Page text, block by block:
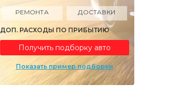
РЕМОНТА ДОСТАВКИ
ДОП. РАСХОДЫ ПО ПРИБЫТИЮ
Получить подборку авто
Показать пример подборки